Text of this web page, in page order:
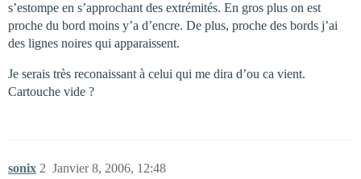
s’estompe en s’approchant des extrémités. En gros plus on est
proche du bord moins y’a d’encre. De plus, proche des bords j’ai
des lignes noires qui apparaissent.
Je serais très reconaissant à celui qui me dira d’ou ca vient.
Cartouche vide ?
sonix Janvier 8, 2006, 12:48
2